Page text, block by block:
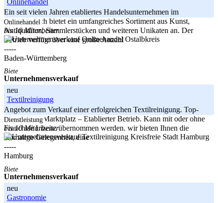
Ein seit vielen Jahren etabliertes Handelsunternehmen im
Onlinebereich bietet ein umfangreiches Sortiment aus Kunst,
Antiquitäten, Sammlerstücken und weiteren Unikaten an. Der
Betrieb verfügt über eine große Anzahl
-----
Baden-Württemberg
Onlinehandel
bis 10 Mitarbeiter
Ostalbkreis
Biete
Unternehmensverkauf
neu
Textilreinigung
Angebot zum Verkauf einer erfolgreichen Textilreinigung. Top-
Standort am Marktplatz – Etablierter Betrieb. Kann mit oder ohne
Franchise Lizenz übernommen werden. wir bieten Ihnen die
einmalige Gelegenheit, eine
-----
Hamburg
Dienstleistung
bis 10 Mitarbeiter
Kreisfreie Stadt Hamburg
Biete
Unternehmensverkauf
neu
Gastronomie